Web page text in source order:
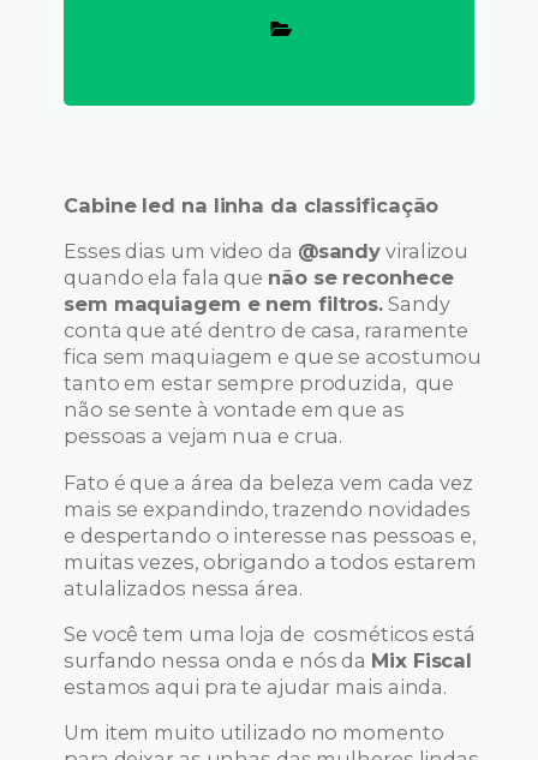
Cabine led na linha da classificação
Esses dias um video da @sandy viralizou
quando ela fala que não se reconhece
sem maquiagem e nem filtros. Sandy
conta que até dentro de casa, raramente
fica sem maquiagem e que se acostumou
tanto em estar sempre produzida, que
não se sente à vontade em que as
pessoas a vejam nua e crua.
Fato é que a área da beleza vem cada vez
mais se expandindo, trazendo novidades
e despertando o interesse nas pessoas e,
muitas vezes, obrigando a todos estarem
atulalizados nessa área.
Se você tem uma loja de cosméticos está
surfando nessa onda e nós da Mix Fiscal
estamos aqui pra te ajudar mais ainda.
Um item muito utilizado no momento